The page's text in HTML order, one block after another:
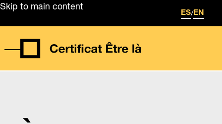
Skip to main content
ES/EN